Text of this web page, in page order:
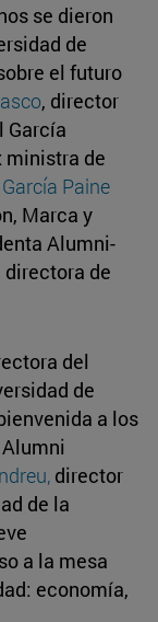
se dieron
de
el futuro
, director
García
ministra de
Paine
Marca y
Alumni-
directora de
del
de
a los
director
de la
a la mesa
economía,